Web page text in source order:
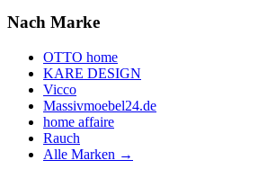
Nach Marke
OTTO home
KARE DESIGN
Vicco
Massivmoebel24.de
home affaire
Rauch
Alle Marken →